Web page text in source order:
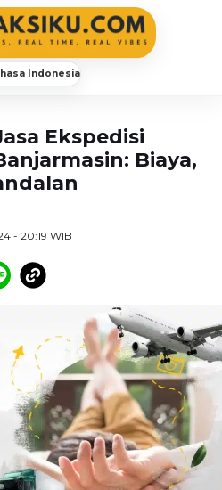
Indonesia
Ekspedisi
Biaya,
- 20:19 WIB